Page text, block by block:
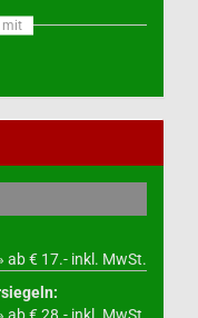
mit
ab € 17.- inkl. MwSt.